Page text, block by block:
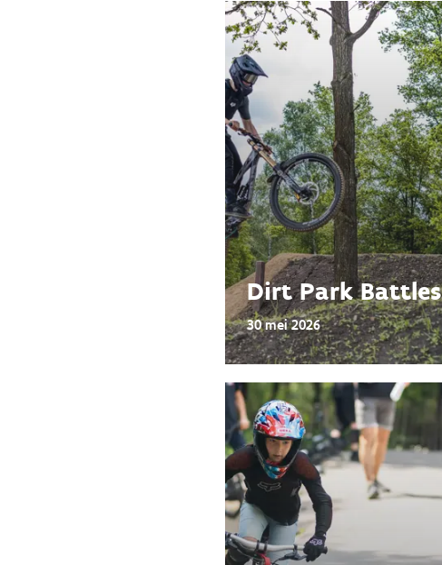
Dirt Park Battles
30 mei 2026